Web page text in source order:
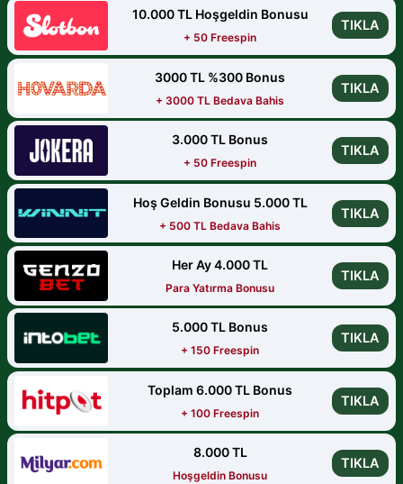
10.000 TL Hoşgeldin Bonusu
+ 50 Freespin
TIKLA
3000 TL %300 Bonus
+ 3000 TL Bedava Bahis
TIKLA
3.000 TL Bonus
+ 50 Freespin
TIKLA
Hoş Geldin Bonusu 5.000 TL
+ 500 TL Bedava Bahis
TIKLA
Her Ay 4.000 TL
Para Yatırma Bonusu
TIKLA
5.000 TL Bonus
+ 150 Freespin
TIKLA
Toplam 6.000 TL Bonus
+ 100 Freespin
TIKLA
8.000 TL
Hoşgeldin Bonusu
TIKLA